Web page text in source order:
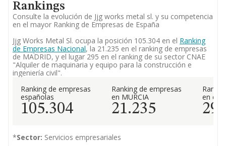
Rankings
Consulte la evolución de Jjg works metal sl. y su competencia
en el mayor Ranking de Empresas de España
Jjg Works Metal Sl. ocupa la posición 105.304 en el Ranking
de Empresas Nacional, la 21.235 en el ranking de empresas
de MADRID, y el lugar 295 en el ranking de su sector CNAE
"Alquiler de maquinaria y equipo para la construcción e
ingeniería civil".
Ranking de empresas
españolas
105.304
Ranking de empresas
en MURCIA
21.235
en el
295
*Sector: Servicios empresariales